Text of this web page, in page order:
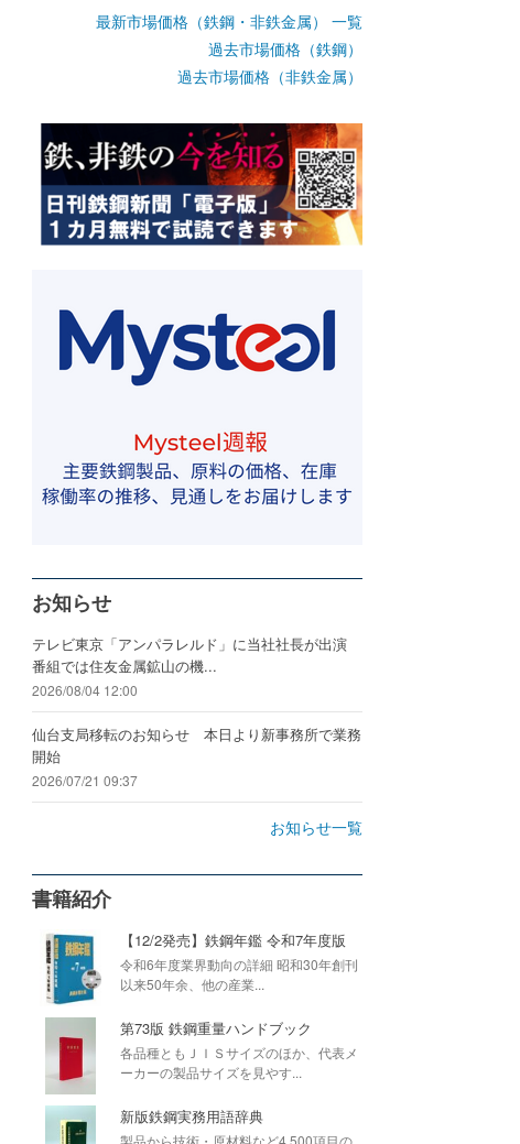
最新市場価格（鉄鋼・非鉄金属） 一覧
過去市場価格（鉄鋼）
過去市場価格（非鉄金属）
お知らせ
テレビ東京「アンパラレルド」に当社社長が出演
番組では住友金属鉱山の機...
2026/08/04 12:00
仙台支局移転のお知らせ 本日より新事務所で業務
開始
2026/07/21 09:37
お知らせ一覧
書籍紹介
【12/2発売】鉄鋼年鑑 令和7年度版
令和6年度業界動向の詳細 昭和30年創刊
以来50年余、他の産業...
第73版 鉄鋼重量ハンドブック
各品種ともＪＩＳサイズのほか、代表メ
ーカーの製品サイズを見やす...
新版鉄鋼実務用語辞典
製品から技術・原材料など4,500項目の